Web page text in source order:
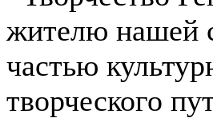
жителю нашей
частью
творческого